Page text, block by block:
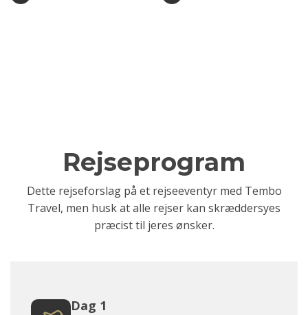
Rejseprogram
Dette rejseforslag på et rejseeventyr med Tembo
Travel, men husk at alle rejser kan skræddersyes
præcist til jeres ønsker.
Dag 1